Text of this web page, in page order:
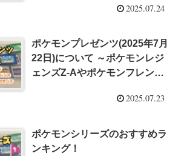
2025.07.24
ポケモンプレゼンツ(2025年7月
22日)について ～ポケモンレジ
ェンズZ-Aやポケモンフレンズ
2025.07.23
ポケモンシリーズのおすすめラ
ンキング！